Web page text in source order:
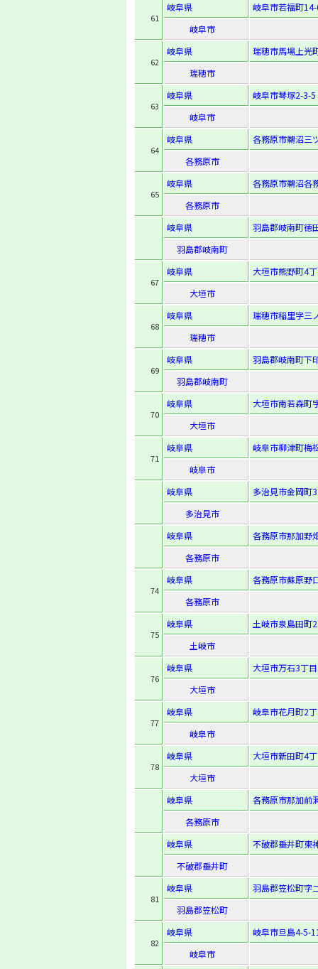
61
岐阜県
岐阜市若福町
岐阜市
62
岐阜県
瑞穂市馬場上光
瑞穂市
63
岐阜県
岐阜市琴塚2-3-5
岐阜市
64
岐阜県
各務原市鵜沼三
各務原市
65
岐阜県
各務原市鵜沼各
各務原市
岐阜県
羽島郡岐南町徳
羽島郡岐南町
67
岐阜県
大垣市熊野町4
大垣市
68
岐阜県
瑞穂市稲里字三
瑞穂市
69
岐阜県
羽島郡岐南町下
羽島郡岐南町
70
岐阜県
大垣市南若森町
大垣市
71
岐阜県
岐阜市柳津町梅
岐阜市
岐阜県
多治見市金岡町
多治見市
岐阜県
各務原市那加野
各務原市
74
岐阜県
各務原市蘇原野
各務原市
75
岐阜県
土岐市泉島田町
土岐市
76
岐阜県
大垣市万石3丁
大垣市
77
岐阜県
岐阜市花月町2
岐阜市
78
岐阜県
大垣市新田町4
大垣市
岐阜県
各務原市那加前
各務原市
岐阜県
不破郡垂井町東
不破郡垂井町
81
岐阜県
羽島郡笠松町字
羽島郡笠松町
82
岐阜県
岐阜市旦島4-5-
岐阜市